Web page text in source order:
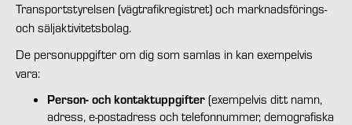
Transportstyrelsen (vägtrafikregistret) och marknadsförings-
och säljaktivitetsbolag.
De personuppgifter om dig som samlas in kan exempelvis
vara:
Person- och kontaktuppgifter (exempelvis ditt namn,
adress, e-postadress och telefonnummer, demografiska